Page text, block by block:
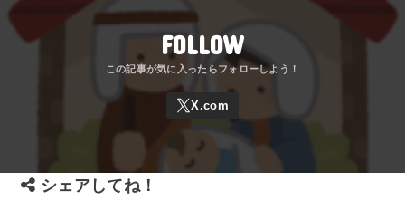
FOLLOW
シェアしてね！